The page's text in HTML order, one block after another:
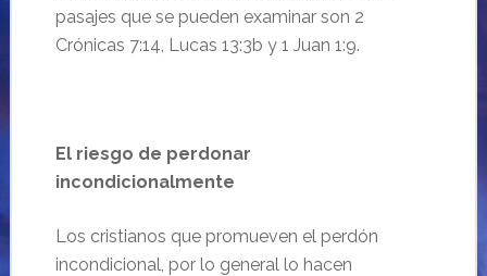
pasajes que se pueden examinar son 2
Crónicas 7:14, Lucas 13:3b y 1 Juan 1:9.
El riesgo de perdonar
incondicionalmente
Los cristianos que promueven el perdón
incondicional, por lo general lo hacen